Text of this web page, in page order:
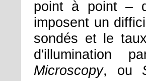
point à point –
imposent un
sondés et le
d'illumination
Microscopy, ou